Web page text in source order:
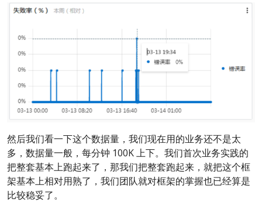
然后我们看一下这个数据量，我们现在用的业务还不是太
多，数据量一般，每分钟 100K 上下。我们首次业务实践的
把整套基本上跑起来了，那我们把整套跑起来，就把这个框
架基本上相对用熟了，我们团队就对框架的掌握也已经算是
比较稳妥了。